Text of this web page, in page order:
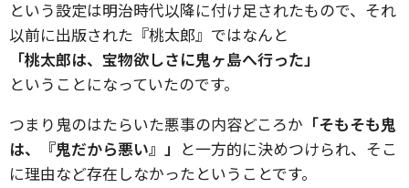
という設定は明治時代以降に付け足されたもので、それ
以前に出版された『桃太郎』ではなんと
「桃太郎は、宝物欲しさに鬼ヶ島へ行った」
ということになっていたのです。
つまり鬼のはたらいた悪事の内容どころか 「そもそも鬼
は、『鬼だから悪い』」 と一方的に決めつけられ、そこ
に理由など存在しなかったということです。